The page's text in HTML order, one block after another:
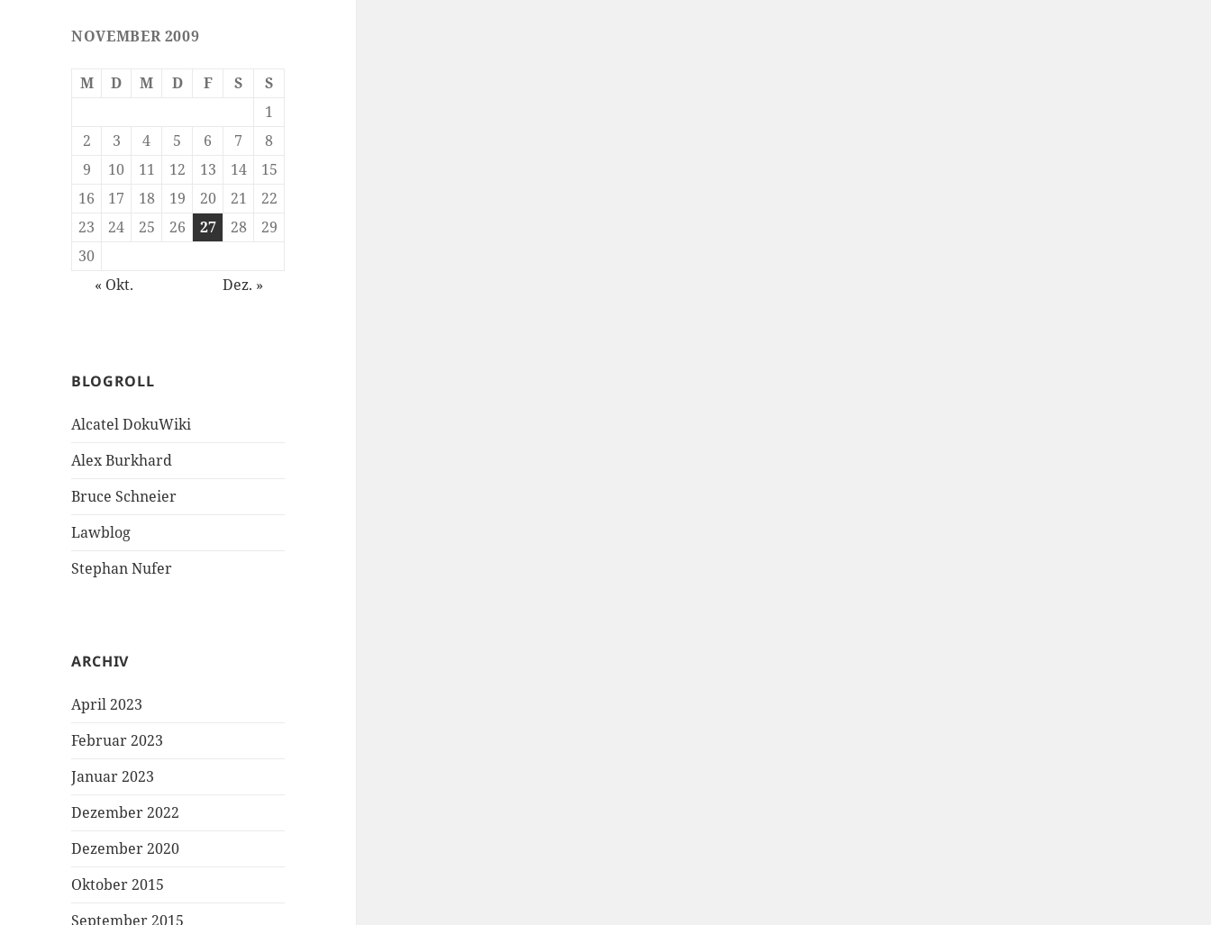
NOVEMBER 2009
M D M D F S
S
1
2
3 4 5 6 7
8
9
10 11 12 13 14
15
16
17 18 19 20 21
22
23
24 25 26 27 28
29
30
« Okt.
Dez. »
BLOGROLL
Alcatel DokuWiki
Alex Burkhard
Bruce Schneier
Lawblog
Stephan Nufer
ARCHIV
April 2023
Februar 2023
Januar 2023
Dezember 2022
Dezember 2020
Oktober 2015
September 2015